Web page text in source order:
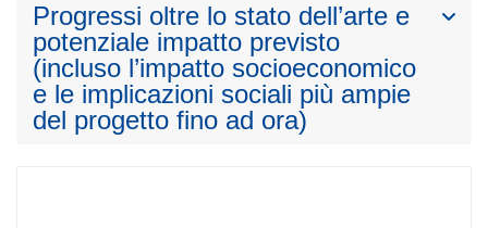
Progressi oltre lo stato dell’arte e
potenziale impatto previsto
(incluso l’impatto socioeconomico
e le implicazioni sociali più ampie
del progetto fino ad ora)